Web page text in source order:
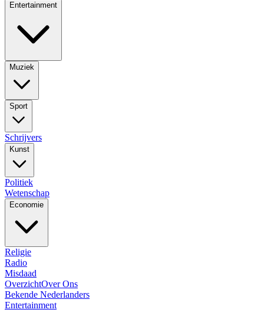
Entertainment
Muziek
Sport
Schrijvers
Kunst
Politiek
Wetenschap
Economie
Religie
Radio
Misdaad
OverzichtOver Ons
Bekende Nederlanders
Entertainment